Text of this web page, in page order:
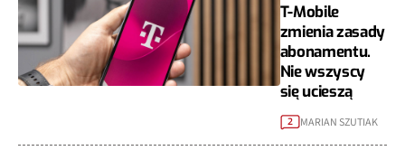
T-Mobile
zmienia zasady
abonamentu.
Nie wszyscy
się ucieszą
2 MARIAN SZUTIAK